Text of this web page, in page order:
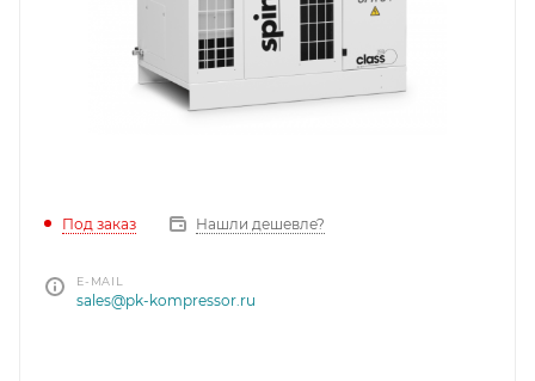
Под заказ Нашли дешевле?
E-MAIL
sales@pk-kompressor.ru